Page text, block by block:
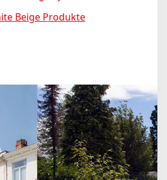
Beige Produkte